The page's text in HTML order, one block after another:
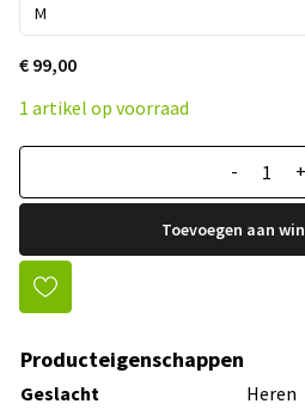
€ 99,00
1 artikel op voorraad
- +
Toevoegen aan
Producteigenschappen
Geslacht
Heren